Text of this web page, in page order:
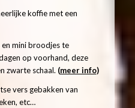
koffie met een
mini broodjes te
op voorhand, deze
zwarte schaal. (meer info)
vers gebakken van
etc…